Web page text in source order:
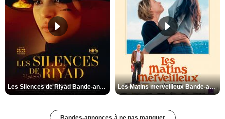
Les Silences de Riyad Bande-annonce VO STFR Les Matins merveilleux Bande-annonce VF